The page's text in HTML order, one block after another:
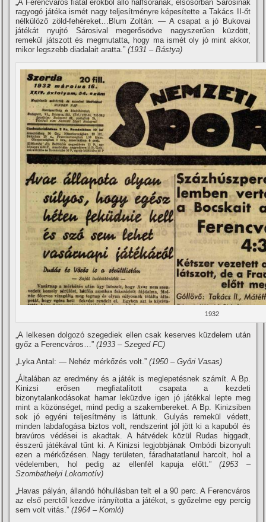
„A Ferencváros fiatal erőkből álló halfsorának, elsősorban Sárosinak
ragyogó játéka ismét nagy teljesí­tményre képesí­tette a Takács II-őt
nélkülöző zöld-fehéreket…Blum Zoltán: — A csapat a jó Bukovai
játékát nyujtó Sárosival megerősödve nagyszerűen küzdött,
remekül játszott és megmutatta, hogy ma ismét oly jó mint akkor,
mikor legszebb diadalait aratta.”(1931 – Bástya)
1932
„A lelkesen dolgozó szegediek ellen csak keserves küzdelem után
győz a Ferencváros…”(1933 – Szeged FC)
„Lyka Antal: — Nehéz mérkőzés volt.”(1950 – Győri Vasas)
„Általában az eredmény és a játék is meglepetésnek számí­t. A Bp.
Kinizsi erősen megfiatalí­tott csapata a kezdeti
bizonytalankodásokat hamar leküzdve igen jó játékkal lepte meg
mint a közönséget, mind pedig a szakembereket. A Bp. Kinizsiben
sok jó egyéni teljesí­tmény is láttunk. Gulyás remekül védett,
minden labdafogása biztos volt, rendszerint jól jött ki a kapuból és
bravúros védései is akadtak. A hátvédek közül Rudas higgadt,
ésszerű játékával tűnt ki. A Kinizsi legjobbjának Ombódi bizonyult
ezen a mérkőzésen. Nagy területen, fáradhatatlanul harcolt, hol a
védelemben, hol pedig az ellenfél kapuja előtt.”(1953 –
Szombathelyi Lokomotí­v)
„Havas pályán, állandó hóhullásban telt el a 90 perc. A Ferencváros
az első perctől kezdve irányí­totta a játékot, s győzelme egy percig
sem volt vitás.”(1964 – Komló)